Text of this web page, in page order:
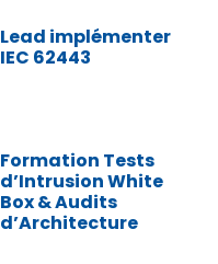
Lead implémenter
IEC 62443
Formation Tests
d’Intrusion White
Box & Audits
d’Architecture